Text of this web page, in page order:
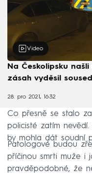
Video
Na Českolipsku
zásah vyděsil
28. pro 2021, 16:32
Co přesně se stalo
policisté zatím
by mohla dát soudní
Patologové budou
příčinou smrti muže i
pravděpodobné, že